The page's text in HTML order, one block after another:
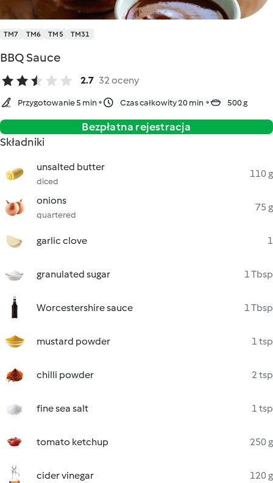
TM7 TM6 TM5 TM31
BBQ Sauce
2.7 32 oceny
Przygotowanie 5 min Czas całkowity 20 min 500 g
Bezpłatna rejestracja
Składniki
unsalted butter
diced
110 g
onions
quartered
75 g
garlic clove 1
granulated sugar 1 Tbsp
Worcestershire sauce 1 Tbsp
mustard powder 1 tsp
chilli powder 2 tsp
fine sea salt 1 tsp
tomato ketchup 250 g
cider vinegar 120 g